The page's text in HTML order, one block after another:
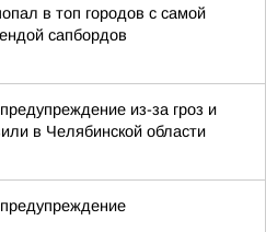
в топ городов с самой
сапбордов
из-за гроз и
в Челябинской области